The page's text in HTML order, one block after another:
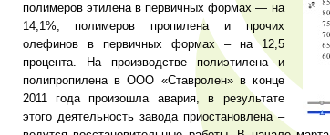
полимеров этилена в первичных формах — на
14,1%, полимеров пропилена и прочих
олефинов в первичных формах – на 12,5
процента. На производстве полиэтилена и
полипропилена в ООО «Ставролен» в конце
2011 года произошла авария, в результате
этого деятельность завода приостановлена –